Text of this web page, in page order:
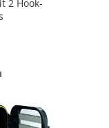
2 Hook-
HINZUFÜGEN